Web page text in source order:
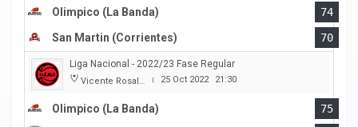
Olimpico (La Banda)
74
San Martin (Corrientes)
70
Liga Nacional - 2022/23 Fase Regular
Vicente Rosales | 25 Oct 2022 21:30
Olimpico (La Banda)
75